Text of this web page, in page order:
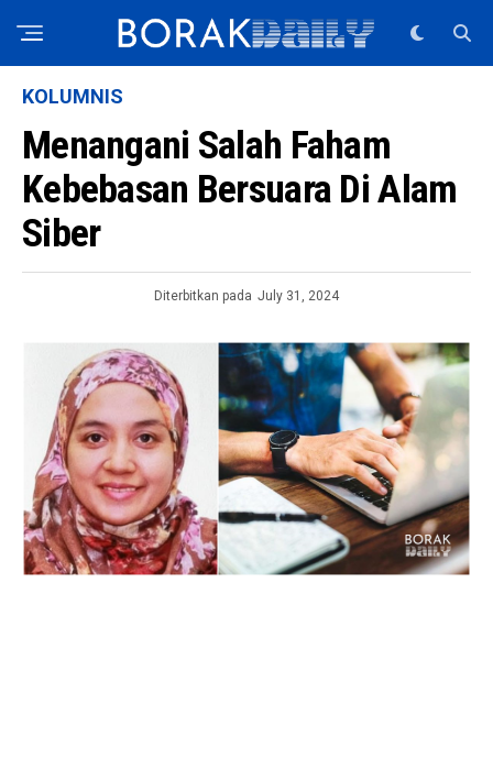
KOLUMNIS
Menangani Salah Faham
Kebebasan Bersuara Di Alam
Siber
Diterbitkan pada July 31, 2024